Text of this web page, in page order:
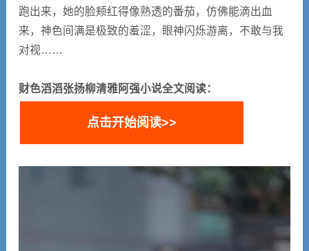
小说短剧
跑出来，她的脸颊红得像熟透的番茄，仿佛能滴出血
来，神色间满是极致的羞涩，眼神闪烁游离，不敢与我
对视……
财色滔滔张扬柳清雅阿强小说全文阅读：
点击开始阅读>>